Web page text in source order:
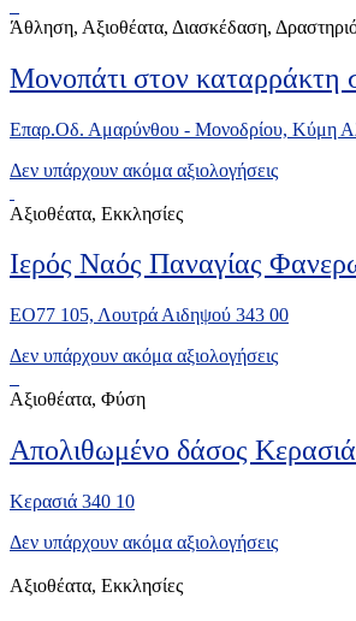
Άθληση, Αξιοθέατα, Διασκέδαση,
Μονοπάτι στον καταρράκτη
Επαρ.Οδ. Αμαρύνθου - Μονοδρίου, Κύμη
Δεν υπάρχουν ακόμα αξιολογήσεις
Αξιοθέατα, Εκκλησίες
Ιερός Ναός Παναγίας
ΕΟ77 105, Λουτρά Αιδηψού 343 00
Δεν υπάρχουν ακόμα αξιολογήσεις
Αξιοθέατα, Φύση
Απολιθωμένο δάσος
Κερασιά 340 10
Δεν υπάρχουν ακόμα αξιολογήσεις
Αξιοθέατα, Εκκλησίες